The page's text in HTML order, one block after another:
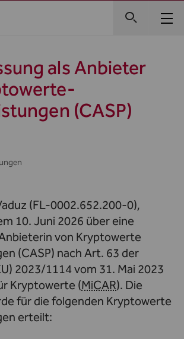
als Anbieter
(CASP)
(FL-0002.652.200-0),
10. Juni 2026 über eine
von Kryptowerte
(CASP) nach Art. 63 der
2023/1114 vom 31. Mai 2023
Kryptowerte (MiCAR). Die
für die folgenden Kryptowerte
erteilt: